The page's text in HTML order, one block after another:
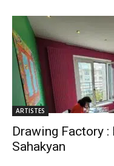
ARTISTES
Drawing Factory :
Sahakyan